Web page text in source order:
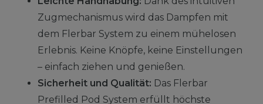
Zugmechanismus wird das Dampfen mit
dem Flerbar System zu einem mühelosen
Erlebnis. Keine Knöpfe, keine Einstellungen
– einfach ziehen und genießen.
Sicherheit und Qualität: Das Flerbar
Prefilled Pod System erfüllt höchste